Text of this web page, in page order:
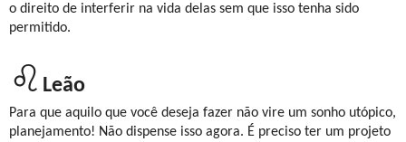
o direito de interferir na vida delas sem que isso tenha sido
permitido.
♌ Leão
Para que aquilo que você deseja fazer não vire um sonho utópico,
planejamento! Não dispense isso agora. É preciso ter um projeto